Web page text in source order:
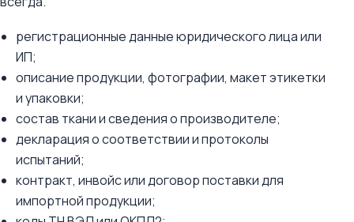
регистрационные данные юридического лица или
ИП;
описание продукции, фотографии, макет этикетки
и упаковки;
состав ткани и сведения о производителе;
декларация о соответствии и протоколы
испытаний;
контракт, инвойс или договор поставки для
импортной продукции;